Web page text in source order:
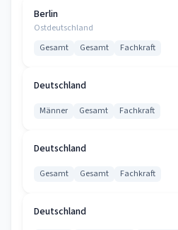
Berlin
Ostdeutschland
Gesamt Gesamt Fachkraft
Deutschland
Männer Gesamt Fachkraft
Deutschland
Gesamt Gesamt Fachkraft
Deutschland